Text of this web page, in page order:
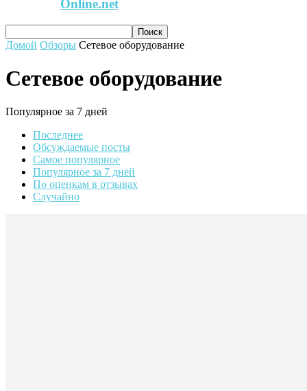
Online.net
Домой Обзоры Сетевое оборудование
Сетевое оборудование
Популярное за 7 дней
Последнее
Обсуждаемые посты
Самое популярное
Популярное за 7 дней
По оценкам в отзывах
Случайно